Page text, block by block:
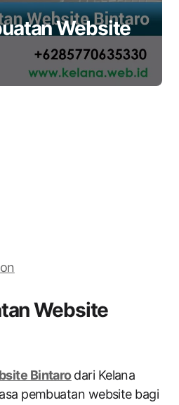
Website
Website
Bintarodari Kelana
pembuatan website bagi